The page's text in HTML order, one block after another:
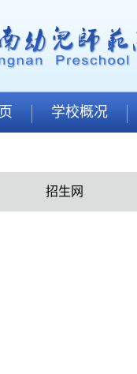
学校概况
招生网